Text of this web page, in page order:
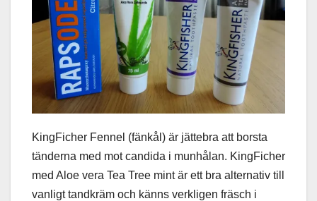
KingFicher Fennel (fänkål) är jättebra att borsta
tänderna med mot candida i munhålan. KingFicher
med Aloe vera Tea Tree mint är ett bra alternativ till
vanligt tandkräm och känns verkligen fräsch i